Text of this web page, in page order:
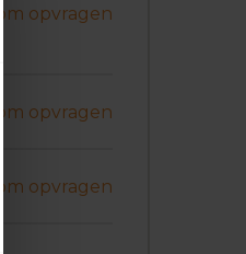
opvragen
opvragen
opvragen